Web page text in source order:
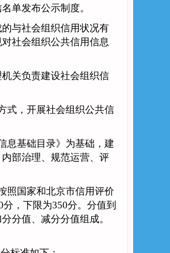
单发布公示制度。
与社会组织信用状况有
社会组织公共信用信息
关负责建设社会组织信
式，开展社会组织公共信
息基础目录》为基础，建
部治理、规范运营、评
照国家和北京市信用评价
，下限为350分。分值到
分值、减分分值组成。